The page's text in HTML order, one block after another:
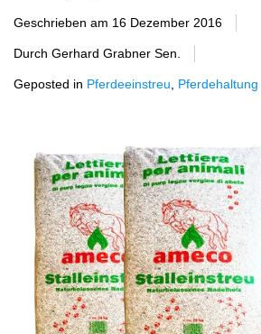
Geschrieben am 16 Dezember 2016
Durch Gerhard Grabner Sen.
Geposted in Pferdeeinstreu Pferdehaltung